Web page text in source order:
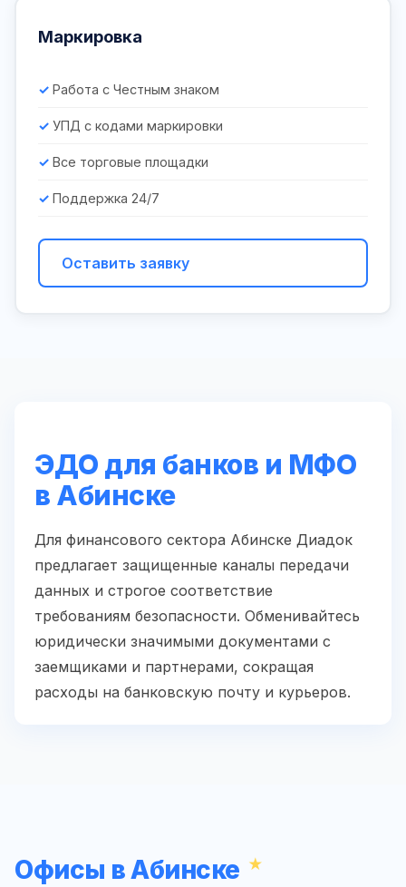
Маркировка
Работа с Честным знаком
УПД с кодами маркировки
Все торговые площадки
Поддержка 24/7
Оставить заявку
ЭДО для банков и МФО
в Абинске
Для финансового сектора Абинске Диадок
предлагает защищенные каналы передачи
данных и строгое соответствие
требованиям безопасности. Обменивайтесь
юридически значимыми документами с
заемщиками и партнерами, сокращая
расходы на банковскую почту и курьеров.
Офисы в Абинске